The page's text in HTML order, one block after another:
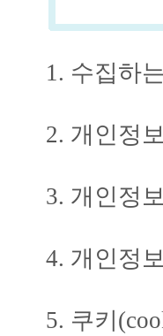
수집하
개인정
개인정
개인정
쿠키